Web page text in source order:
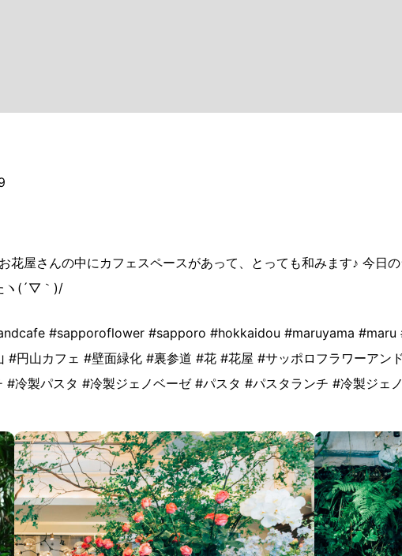
お花屋さんの中にカフェスペースがあって、とっても和みます♪ 今日
ヽ(´▽｀)/
#sapporoflower #sapporo #hokkaidou #maruyama
円山カフェ #壁面緑化 #裏参道 #花 #花屋 #サッポロフラワーアン
冷製パスタ #冷製ジェノベーゼ #パスタ #パスタランチ #冷製ジェ